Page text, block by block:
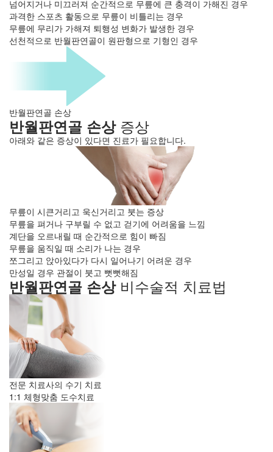
넘어지거나 미끄러져 순간적으로 무릎에 큰 충격이 가해진 경우
과격한 스포츠 활동으로 무릎이 비틀리는 경우
무릎에 무리가 가해져 퇴행성 변화가 발생한 경우
선천적으로 반월판연골이 원판형으로 기형인 경우
반월판연골 손상
반월판연골 손상증상
아래와 같은 증상이 있다면 진료가 필요합니다.
무릎이 시큰거리고 욱신거리고 붓는 증상
무릎을 펴거나 구부릴 수 없고 걷기에 어려움을 느낌
계단을 오르내릴 때 순간적으로 힘이 빠짐
무릎을 움직일 때 소리가 나는 경우
쪼그리고 앉아있다가 다시 일어나기 어려운 경우
만성일 경우 관절이 붓고 뻣뻣해짐
반월판연골 손상비수술적 치료법
전문 치료사의 수기 치료
1:1 체형맞춤 도수치료